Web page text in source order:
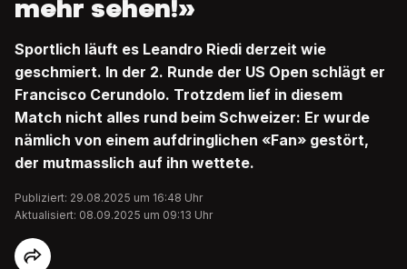
mehr sehen!»
Sportlich läuft es Leandro Riedi derzeit wie
geschmiert. In der 2. Runde der US Open schlägt er
Francisco Cerundolo. Trotzdem lief in diesem
Match nicht alles rund beim Schweizer: Er wurde
nämlich von einem aufdringlichen «Fan» gestört,
der mutmasslich auf ihn wettete.
Publiziert: 29.08.2025 um 16:48 Uhr
Aktualisiert: 08.09.2025 um 09:13 Uhr